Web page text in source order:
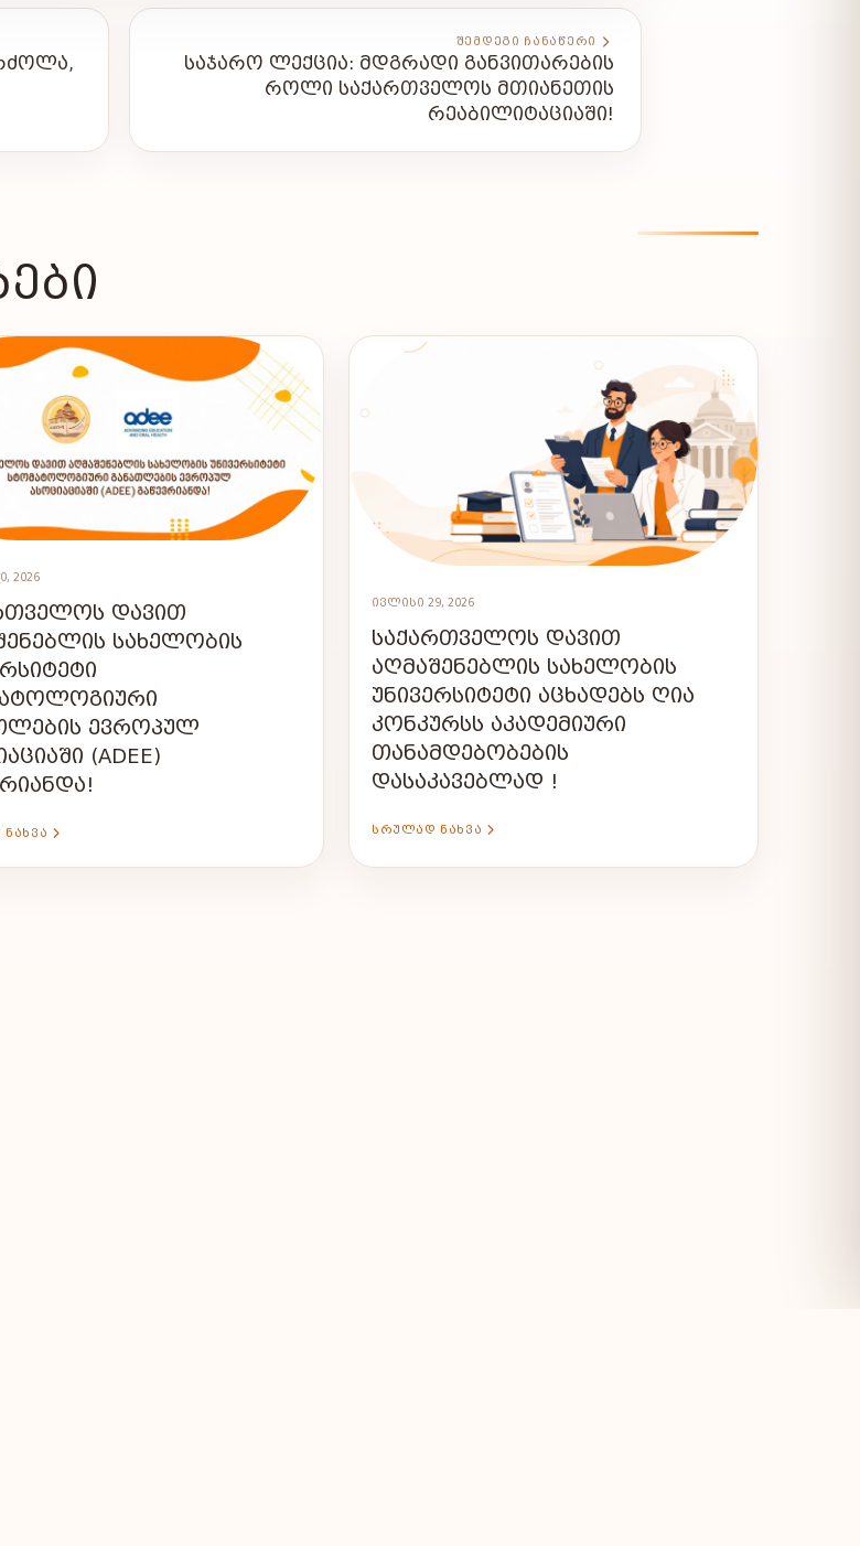
ᲨᲔᲛᲓᲔᲒᲘ ᲩᲐᲜᲐᲬᲔᲠᲘ
ᲡᲐᲯᲐᲠᲝ ᲚᲔᲥᲪᲘᲐ: ᲛᲓᲒᲠᲐᲓᲘ ᲒᲐᲜᲕᲘᲗᲐᲠᲔᲑᲘᲡ
ᲠᲝᲚᲘ ᲡᲐᲥᲐᲠᲗᲕᲔᲚᲝᲡ ᲛᲗᲘᲐᲜᲔᲗᲘᲡ
ᲠᲔᲐᲑᲘᲚᲘᲢᲐᲪᲘᲐᲨᲘ!
2026
ᲓᲐᲕᲘᲗ
ᲡᲐᲮᲔᲚᲝᲑᲘᲡ
ᲔᲕᲠᲝᲞᲣᲚ
(ADEE)
ᲘᲕᲚᲘᲡᲘ 29, 2026
ᲡᲐᲥᲐᲠᲗᲕᲔᲚᲝᲡ ᲓᲐᲕᲘᲗ
ᲐᲦᲛᲐᲨᲔᲜᲔᲑᲚᲘᲡ ᲡᲐᲮᲔᲚᲝᲑᲘᲡ
ᲣᲜᲘᲕᲔᲠᲡᲘᲢᲔᲢᲘ ᲐᲪᲮᲐᲓᲔᲑᲡ ᲦᲘᲐ
ᲙᲝᲜᲙᲣᲠᲡᲡ ᲐᲙᲐᲓᲔᲛᲘᲣᲠᲘ
ᲗᲐᲜᲐᲛᲓᲔᲑᲝᲑᲔᲑᲘᲡ
ᲓᲐᲡᲐᲙᲐᲕᲔᲑᲚᲐᲓ !
ᲡᲠᲣᲚᲐᲓ ᲜᲐᲮᲕᲐ